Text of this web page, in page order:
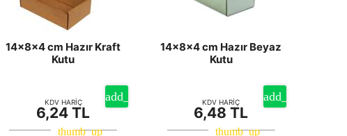
14x8x4 cm Hazır Kraft
Kutu
KDV HARİÇ
6,24 TL
14x8x4 cm Hazır Beyaz
Kutu
KDV HARİÇ
6,48 TL